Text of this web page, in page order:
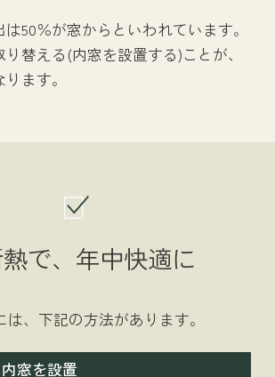
50％が窓からといわれています。
替える(内窓を設置する)ことが、
ます。
で、年中快適に
は、下記の方法があります。
窓を設置